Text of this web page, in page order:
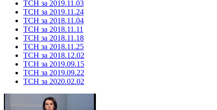
ТСН за 2019.11.03
ТСН за 2019.11.24
ТСН за 2018.11.04
ТСН за 2018.11.11
ТСН за 2018.11.18
ТСН за 2018.11.25
ТСН за 2018.12.02
ТСН за 2019.09.15
ТСН за 2019.09.22
ТСН за 2020.02.02